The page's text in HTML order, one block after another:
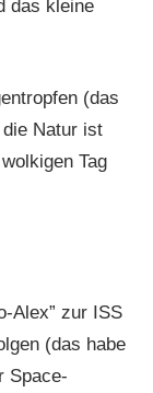
das kleine
(das
Natur ist
Tag
Alex” zur ISS
(das habe
Space-